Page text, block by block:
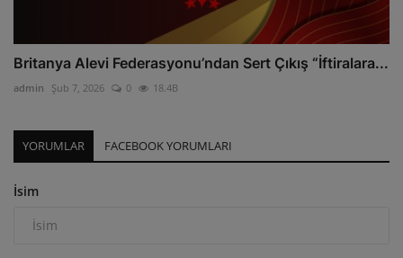
Britanya Alevi Federasyonu’ndan Sert Çıkış “İftiralara...
admin Şub 7, 2026 0 18.4B
YORUMLAR FACEBOOK YORUMLARI
İsim